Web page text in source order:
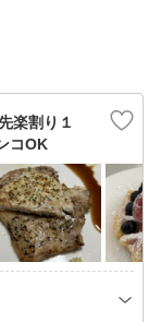
楽割り１
コOK